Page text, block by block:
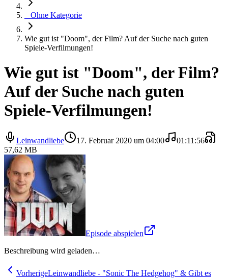
_ Ohne Kategorie
Wie gut ist "Doom", der Film? Auf der Suche nach guten
Spiele-Verfilmungen!
Wie gut ist "Doom", der Film?
Auf der Suche nach guten
Spiele-Verfilmungen!
Leinwandliebe 17. Februar 2020 um 04:00
01:11:56
57,62 MB
Episode abspielen
Beschreibung wird geladen…
VorherigeLeinwandliebe - "Sonic The Hedgehog" & Gibt es